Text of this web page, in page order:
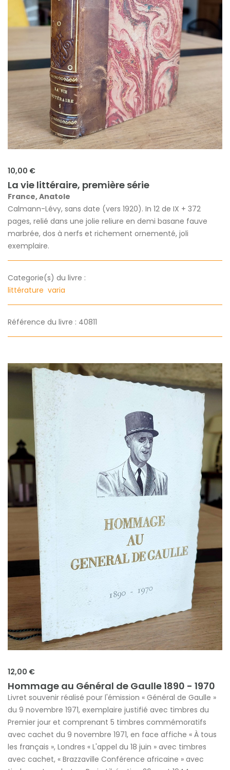
10,00 €
La vie littéraire, première série
France, Anatole
Calmann-Lévy, sans date (vers 1920). In 12 de IX + 372
pages, relié dans une jolie reliure en demi basane fauve
marbrée, dos à nerfs et richement ornementé, joli
exemplaire.
Categorie(s) du livre :
littérature varia
Référence du livre : 40811
12,00 €
Hommage au Général de Gaulle 1890 - 1970
Livret souvenir réalisé pour l'émission « Général de Gaulle »
du 9 novembre 1971, exemplaire justifié avec timbres du
Premier jour et comprenant 5 timbres commémoratifs
avec cachet du 9 novembre 1971, en face affiche « À tous
les français », Londres « L'appel du 18 juin » avec timbres
avec cachet, « Brazzaville Conférence africaine » avec